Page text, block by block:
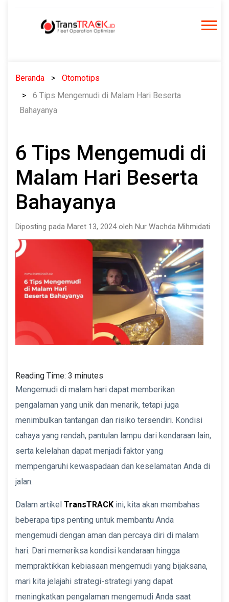
Beranda
Otomotips
6 Tips Mengemudi di Malam Hari Beserta
Bahayanya
6 Tips Mengemudi di
Malam Hari Beserta
Bahayanya
Diposting pada Maret 13, 2024 oleh Nur Wachda Mihmidati
Reading Time: 3 minutes
Mengemudi di malam hari dapat memberikan
pengalaman yang unik dan menarik, tetapi juga
menimbulkan tantangan dan risiko tersendiri. Kondisi
cahaya yang rendah, pantulan lampu dari kendaraan lain,
serta kelelahan dapat menjadi faktor yang
mempengaruhi kewaspadaan dan keselamatan Anda di
jalan.
Dalam artikel TransTRACK ini, kita akan membahas
beberapa tips penting untuk membantu Anda
mengemudi dengan aman dan percaya diri di malam
hari. Dari memeriksa kondisi kendaraan hingga
mempraktikkan kebiasaan mengemudi yang bijaksana,
mari kita jelajahi strategi-strategi yang dapat
meningkatkan pengalaman mengemudi Anda saat